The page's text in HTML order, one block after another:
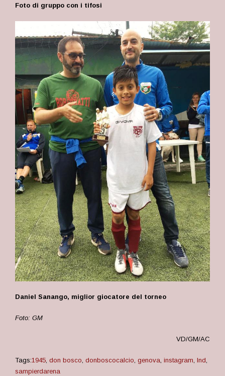
Foto di gruppo con i tifosi
Daniel Sanango, miglior giocatore del torneo
Foto: GM
VD/GM/AC
Tags:1945, don bosco, donboscocalcio, genova, instagram, lnd,
sampierdarena